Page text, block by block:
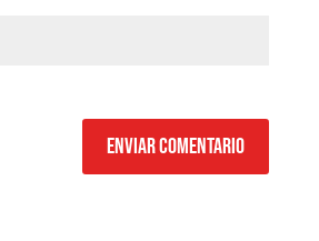
Enviar comentario